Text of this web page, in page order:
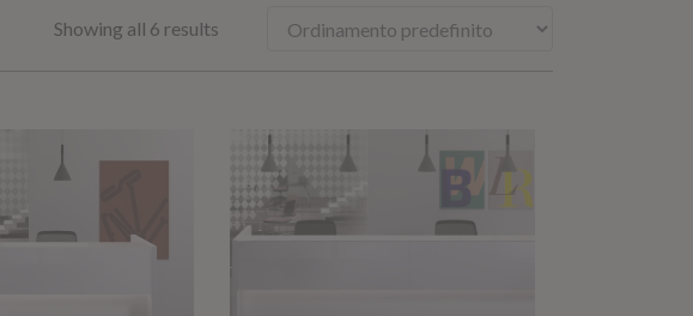
Showing all 6 results